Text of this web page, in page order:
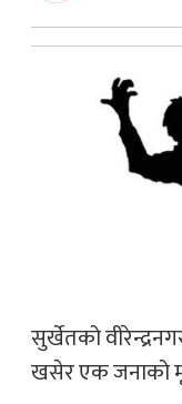
सुर्खेतको
खसेर एक जनाको